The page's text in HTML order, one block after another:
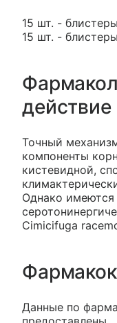
15 шт. -
15 шт. -
действие
Точный
компоненты
кистевидной,
Однако
Cimicifuga
Данные по